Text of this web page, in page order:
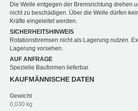
Die Welle entgegen der Bremsrichtung drehen
nicht zu beschädigen. Über die Welle dürfen
Kräfte eingeleitet werden.
SICHERHEITSHINWEIS
Rotationsbremsen nicht als Lagerung nutzen.
Lagerung vorsehen.
AUF ANFRAGE
Spezielle Bauformen lieferbar.
KAUFMÄNNISCHE DATEN
Gewicht
0,030 kg